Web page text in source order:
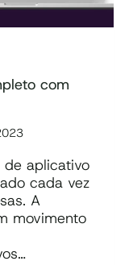
com
aplicativo
cada vez
A
movimento